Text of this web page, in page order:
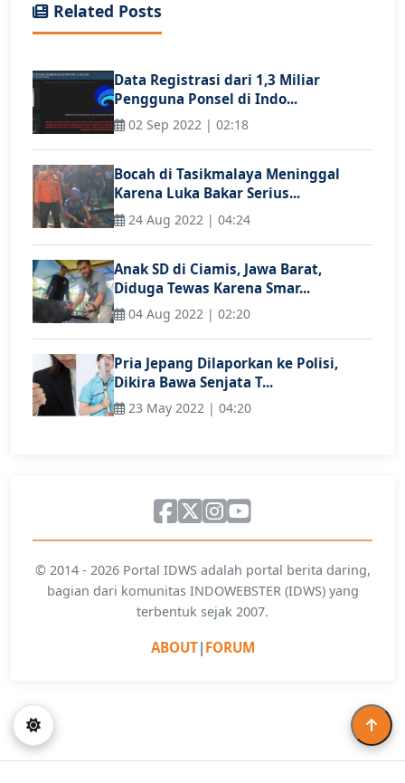
Related Posts
Data Registrasi dari 1,3 Miliar
Pengguna Ponsel di Indo...
02 Sep 2022 | 02:18
Bocah di Tasikmalaya Meninggal
Karena Luka Bakar Serius...
24 Aug 2022 | 04:24
Anak SD di Ciamis, Jawa Barat,
Diduga Tewas Karena Smar...
04 Aug 2022 | 02:20
Pria Jepang Dilaporkan ke Polisi,
Dikira Bawa Senjata T...
23 May 2022 | 04:20
© 2014 - 2026 Portal IDWS adalah portal berita daring,
bagian dari komunitas INDOWEBSTER (IDWS) yang
terbentuk sejak 2007.
ABOUT| FORUM